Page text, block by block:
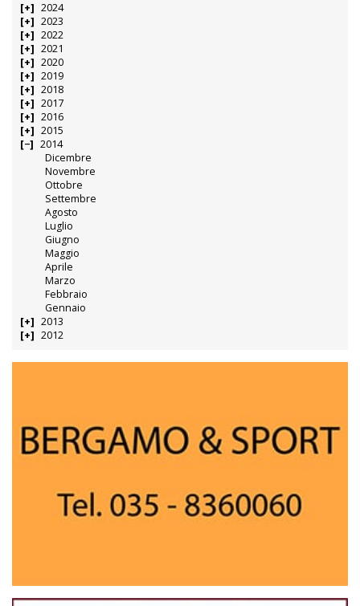
2024
2023
2022
2021
2020
2019
2018
2017
2016
2015
2014
Dicembre
Novembre
Ottobre
Settembre
Agosto
Luglio
Giugno
Maggio
Aprile
Marzo
Febbraio
Gennaio
2013
2012